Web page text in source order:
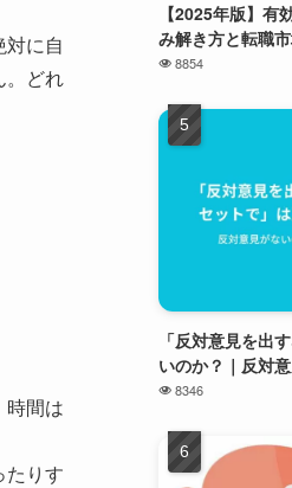
に自
。どれ
時間は
たりす
【2025年版】有
み解き方と転職
8854
「反対意見を出
いのか？｜反対
8346